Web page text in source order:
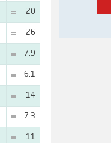
20
26
7.9
6.1
14
7.3
11